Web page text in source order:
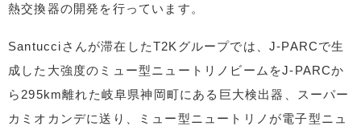
熱交換器の開発を行っています。
Santucciさんが滞在したT2Kグループでは、J-PARCで生
成した大強度のミュー型ニュートリノビームをJ-PARCか
ら295km離れた岐阜県神岡町にある巨大検出器、スーパー
カミオカンデに送り、ミュー型ニュートリノが電子型ニュ